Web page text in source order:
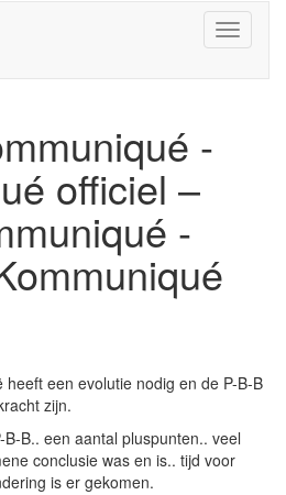
Toggle
-
officiel –
-
een evolutie nodig en de P-B-B
zijn.
B.. een aantal pluspunten.. veel
conclusie was en is.. tijd voor
is er gekomen.